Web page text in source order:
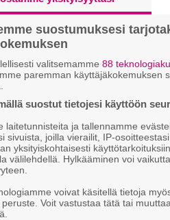
syy, miksi
suloisenkitkerät sydänsurut
vuolee paksuja lastuja
kaltaisilla hiteillä. Niitä kuuluu
auringonlaskuun.
suostumuksesi
valitsemamme 88
paremman käyttäjäkokemuksen
suostut tietojesi käyttöön
laitetunnisteita ja tallennamme
sivuista, joilla vierailit, IP-
yksityiskohtaisesti
välilehdellä. Hylkääminen voi
voivat käsitellä tietoja
Voit vastustaa tätä tai